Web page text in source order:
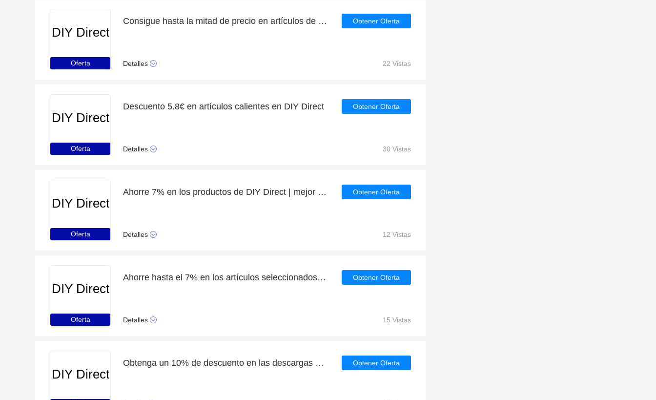
DIY Direct
Oferta
Consigue hasta la mitad de precio en artículos de rebajas
Detalles
Obtener Oferta
22 Vistas
DIY Direct
Oferta
Descuento 5.8€ en artículos calientes en DIY Direct
Detalles
Obtener Oferta
30 Vistas
DIY Direct
Oferta
Ahorre 7% en los productos de DIY Direct | mejor oferta
Detalles
Obtener Oferta
12 Vistas
DIY Direct
Oferta
Ahorre hasta el 7% en los artículos seleccionados | fin en breve
Detalles
Obtener Oferta
15 Vistas
DIY Direct
Obtenga un 10% de descuento en las descargas de la aplicación DIY Direct Obtener Oferta